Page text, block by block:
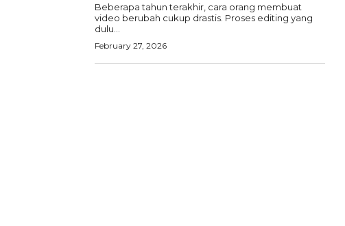
Beberapa tahun terakhir, cara orang membuat
video berubah cukup drastis. Proses editing yang
dulu...
February 27, 2026